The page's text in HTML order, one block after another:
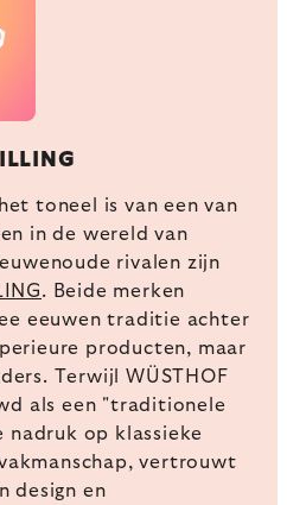
toneel is van een van
in de wereld van
rivalen zijn
. Beide merken
eeuwen traditie achter
producten, maar
Terwijl WÜSTHOF
als een "traditionele
nadruk op klassieke
vertrouwt
design en